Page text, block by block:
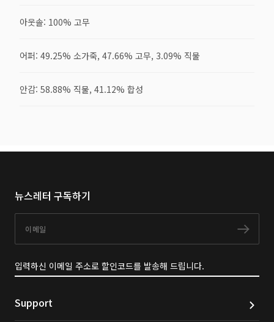
아웃솔: 100% 고무
어퍼: 49.25% 소가죽, 47.66% 고무, 3.09% 직물
안감: 58.88% 직물, 41.12% 합성
뉴스레터 구독하기
구독
입력하신 이메일 주소로 할인코드를 발송해 드립니다.
Support